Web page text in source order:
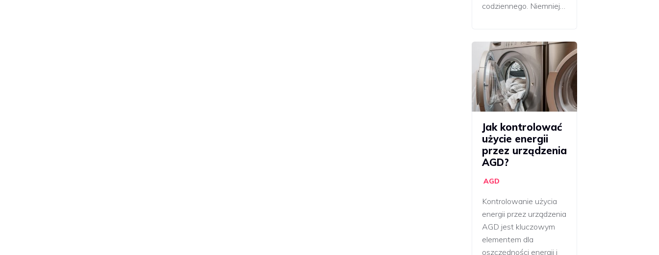
codziennego. Niemniej…
Jak kontrolować
użycie energii
przez urządzenia
AGD?
AGD
Kontrolowanie użycia
energii przez urządzenia
AGD jest kluczowym
elementem dla
oszczędności energii i